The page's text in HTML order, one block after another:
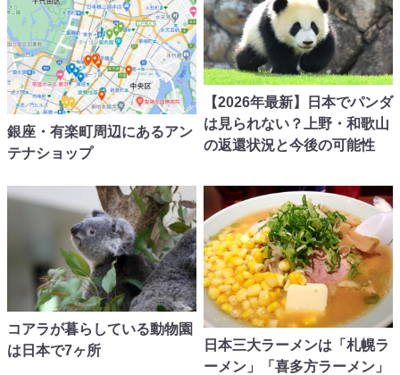
銀座・有楽町周辺にあるアン
テナショップ
【2026年最新】日本でパンダ
は見られない？上野・和歌山
の返還状況と今後の可能性
コアラが暮らしている動物園
は日本で7ヶ所
日本三大ラーメンは「札幌ラ
ーメン」「喜多方ラーメン」